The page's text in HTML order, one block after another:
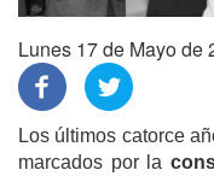
Lunes 17 de Mayo de
Los últimos catorce
marcados por la